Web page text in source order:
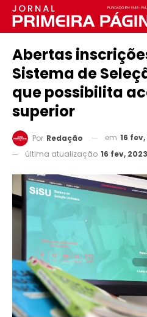
Abertas
Sistema de
que possibilita
superior
Por Redação em 16
última atualização 16 fev, 2023